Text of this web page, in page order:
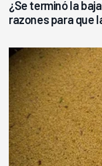
¿Se terminó la
razones para que